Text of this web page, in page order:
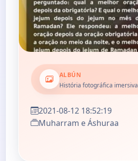
ALBÚN
História fotográfica imersiva
2021-08-12 18:52:19
Muharram e Áshuraa